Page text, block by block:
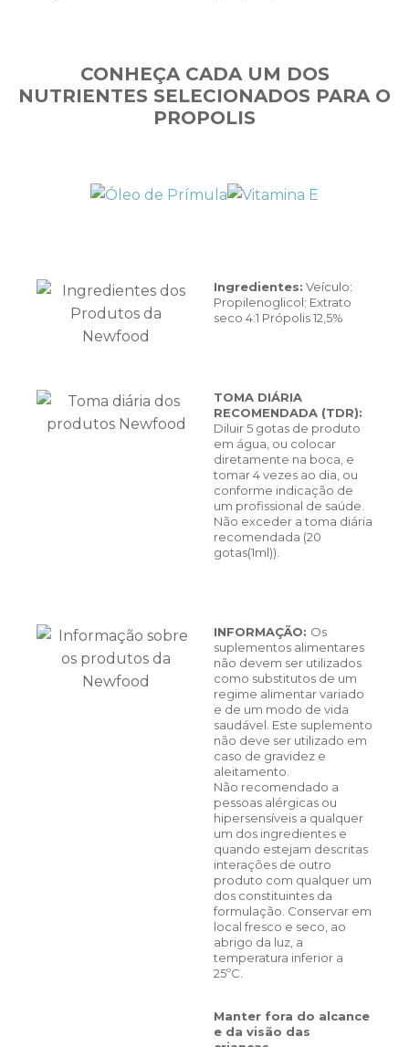
CONHEÇA CADA UM DOS
NUTRIENTES SELECIONADOS PARA O
PROPOLIS
Ingredientes: Veículo:
Propilenoglicol; Extrato
seco 4:1 Própolis 12,5%
TOMA DIÁRIA
RECOMENDADA (TDR):
Diluir 5 gotas de produto
em água, ou colocar
diretamente na boca, e
tomar 4 vezes ao dia, ou
conforme indicação de
um profissional de saúde.
Não exceder a toma diária
recomendada (20
gotas(1ml)).
INFORMAÇÃO: Os
suplementos alimentares
não devem ser utilizados
como substitutos de um
regime alimentar variado
e de um modo de vida
saudável. Este suplemento
não deve ser utilizado em
caso de gravidez e
aleitamento.
Não recomendado a
pessoas alérgicas ou
hipersensíveis a qualquer
um dos ingredientes e
quando estejam descritas
interações de outro
produto com qualquer um
dos constituintes da
formulação. Conservar em
local fresco e seco, ao
abrigo da luz, a
temperatura inferior a
25ºC.
Manter fora do alcance
e da visão das